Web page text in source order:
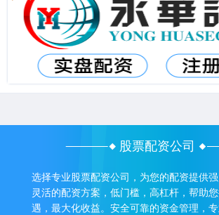
股票配资公司
选择专业股票配资公司，为您的配资提供
灵活的配资方案，低门槛，高杠杆，帮助
遇，最大化收益。安全可靠的资金管理，